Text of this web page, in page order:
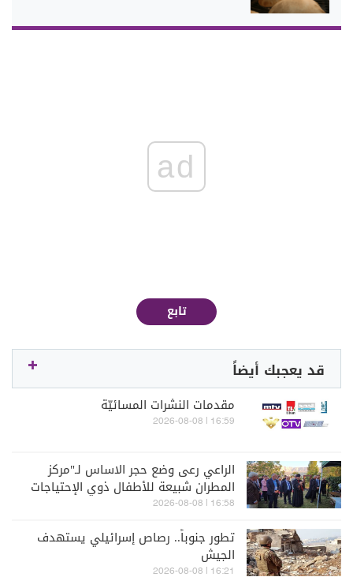
ad
تابع
قد يعجبك أيضاً
مقدمات النشرات المسائيّة
16:59 | 2026-08-08
الراعي رعى وضع حجر الاساس لـ"مركز
المطران شبيعة للأطفال ذوي الإحتياجات
الخاصة" في بشري
16:58 | 2026-08-08
تطور جنوباً.. رصاص إسرائيلي يستهدف
الجيش
16:21 | 2026-08-08